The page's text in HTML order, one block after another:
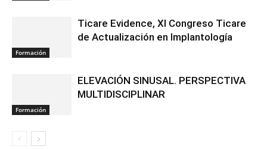
Formación
Ticare Evidence, XI Congreso Ticare
de Actualización en Implantología
Formación
ELEVACIÓN SINUSAL. PERSPECTIVA
MULTIDISCIPLINAR